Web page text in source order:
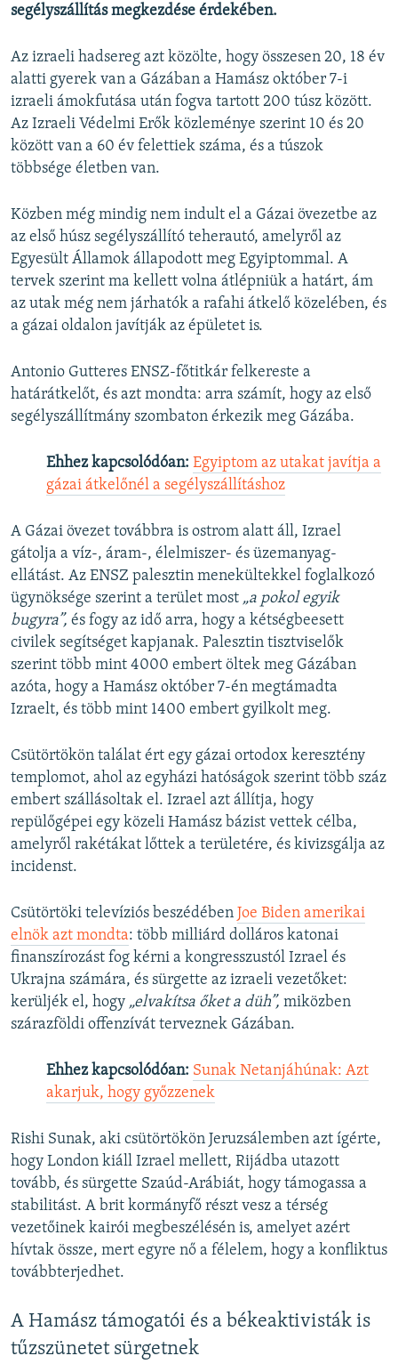
Valamennyi RFE/RL weboldal
segélyszállítás megkezdése érdekében.
Az izraeli hadsereg azt közölte, hogy összesen 20, 18 év
alatti gyerek van a Gázában a Hamász október 7-i
izraeli ámokfutása után fogva tartott 200 túsz között.
Az Izraeli Védelmi Erők közleménye szerint 10 és 20
között van a 60 év felettiek száma, és a túszok
többsége életben van.
Közben még mindig nem indult el a Gázai övezetbe az
az első húsz segélyszállító teherautó, amelyről az
Egyesült Államok állapodott meg Egyiptommal. A
tervek szerint ma kellett volna átlépniük a határt, ám
az utak még nem járhatók a rafahi átkelő közelében, és
a gázai oldalon javítják az épületet is.
Antonio Gutteres ENSZ-főtitkár felkereste a
határátkelőt, és azt mondta: arra számít, hogy az első
segélyszállítmány szombaton érkezik meg Gázába.
Ehhez kapcsolódóan: Egyiptom az utakat javítja a
gázai átkelőnél a segélyszállításhoz
A Gázai övezet továbbra is ostrom alatt áll, Izrael
gátolja a víz-, áram-, élelmiszer- és üzemanyag-
ellátást. Az ENSZ palesztin menekültekkel foglalkozó
ügynöksége szerint a terület most „a pokol egyik
bugyra”, és fogy az idő arra, hogy a kétségbeesett
civilek segítséget kapjanak. Palesztin tisztviselők
szerint több mint 4000 embert öltek meg Gázában
azóta, hogy a Hamász október 7-én megtámadta
Izraelt, és több mint 1400 embert gyilkolt meg.
Csütörtökön találat ért egy gázai ortodox keresztény
templomot, ahol az egyházi hatóságok szerint több száz
embert szállásoltak el. Izrael azt állítja, hogy
repülőgépei egy közeli Hamász bázist vettek célba,
amelyről rakétákat lőttek a területére, és kivizsgálja az
incidenst.
Csütörtöki televíziós beszédében Joe Biden amerikai
elnök azt mondta: több milliárd dolláros katonai
finanszírozást fog kérni a kongresszustól Izrael és
Ukrajna számára, és sürgette az izraeli vezetőket:
kerüljék el, hogy „elvakítsa őket a düh”, miközben
szárazföldi offenzívát terveznek Gázában.
Ehhez kapcsolódóan: Sunak Netanjáhúnak: Azt
akarjuk, hogy győzzenek
Rishi Sunak, aki csütörtökön Jeruzsálemben azt ígérte,
hogy London kiáll Izrael mellett, Rijádba utazott
tovább, és sürgette Szaúd-Arábiát, hogy támogassa a
stabilitást. A brit kormányfő részt vesz a térség
vezetőinek kairói megbeszélésén is, amelyet azért
hívtak össze, mert egyre nő a félelem, hogy a konfliktus
továbbterjedhet.
A Hamász támogatói és a békeaktivisták is
tűzszünetet sürgetnek